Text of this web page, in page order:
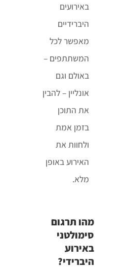
באירועים
היברידיים
מאפשר לכל
המשתתפים –
באולם וגם
אונליין – להבין
את התוכן
בזמן אמת
ולחוות את
האירוע באופן
מלא.
מהו תרגום
סימולטני
באירוע
היברידי?